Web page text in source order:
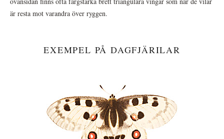
är resta mot varandra över ryggen.
EXEMPEL PÅ DAGFJÄRILAR